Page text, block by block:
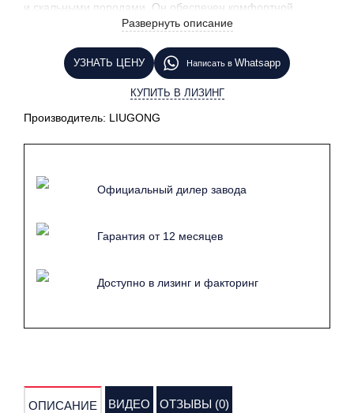
и скальными породами. Он обеспечен комфортной
кабиной и необходимой электроникой, что облегчает
рабочий процесс машиниста. Вам интересен данный
технический продукт? Нажмите на кнопку «Узнать цену»
и наш менеджер свяжется с Вами в ближайшее время.
Развернуть описание
УЗНАТЬ ЦЕНУ Написать в Whatsapp
КУПИТЬ В ЛИЗИНГ
Производитель: LIUGONG
Официальный дилер завода
Гарантия от 12 месяцев
Доступно в лизинг и факторинг
ОПИСАНИЕ ВИДЕО ОТЗЫВЫ (0)